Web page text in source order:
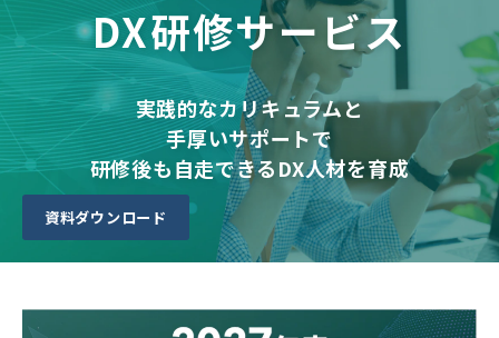
コース一覧
選ばれる理由
パートナー募集
DX研修サービス
実践的なカリキュラムと
手厚いサポートで
研修後も自走できるDX人材を育成
資料ダウンロード